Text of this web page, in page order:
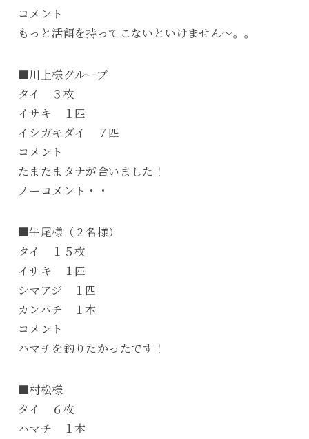
コメント
もっと活餌を持ってこないといけません～。。
■川上様グループ
タイ ３枚
イサキ １匹
イシガキダイ ７匹
コメント
たまたまタナが合いました！
ノーコメント・・
■牛尾様（２名様）
タイ １５枚
イサキ １匹
シマアジ １匹
カンパチ １本
コメント
ハマチを釣りたかったです！
■村松様
タイ ６枚
ハマチ １本